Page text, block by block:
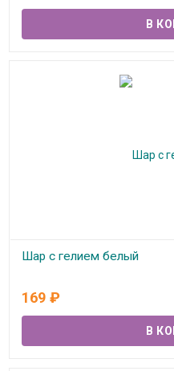
Шар с гелием белый
169 ₽